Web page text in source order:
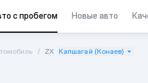
с пробегом Новые авто
ZX Капшагай (Конаев)